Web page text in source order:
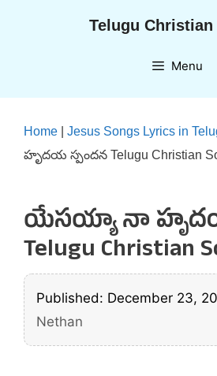
Telugu Christian
Menu
Home Jesus Songs Lyrics in
హృదయ స్పందన Telugu Christian
యేసయ్యా నా
Telugu Christian
Published: December 23,
Nethan